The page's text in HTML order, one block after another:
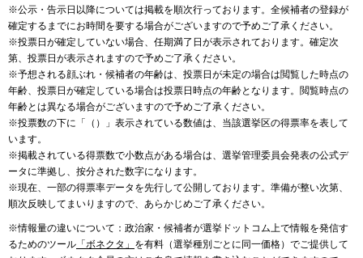
※公示・告示日以降については掲載を順次行っております。全候補者の登録が
確定するまでにお時間を要する場合がございますので予めご了承ください。
※投票日が確定していない場合、任期満了日が表示されております。確定次
第、投票日が表示されますので予めご了承ください。
※予想される顔ぶれ・候補者の年齢は、投票日が未定の場合は閲覧した時点の
年齢、投票日が確定している場合は投票日時点の年齢となります。閲覧時点の
年齢とは異なる場合がございますので予めご了承ください。
※投票数の下に「（）」表示されている数値は、当該選挙区の得票率を表して
います。
※掲載されている得票数で小数点がある場合は、選挙管理委員会発表の公式デ
ータに準拠し、按分された数字になります。
※現在、一部の得票率データを先行して公開しております。準備が整い次第、
順次反映してまいりますので、あらかじめご了承ください。
※情報量の違いについて：政治家・候補者が選挙ドットコム上で情報を発信す
るためのツール 「ボネクタ」 を有料（選挙種別ごとに同一価格）でご提供して